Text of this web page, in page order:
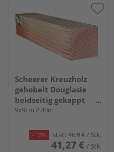
Scheerer Kreuzholz
gehobelt Douglasie
beidseitig gekappt
unbehandelt
9x9cm 2,40m
- 12% statt 46,9€/ Stk.
41,27 € / Stk.